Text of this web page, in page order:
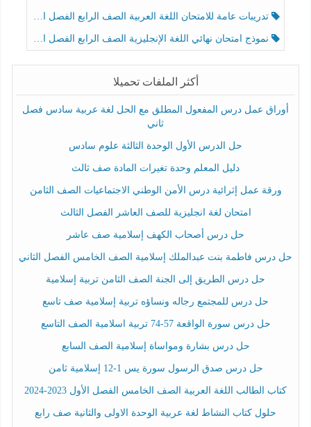
تدريبات عامة للامتحان اللغة العربية الصف الرابع الفصل الثالث
نموذج امتحان نهائي اللغة الإنجليزية الصف الرابع الفصل الثالث
أكثر الملفات تحميلا
أوراق عمل درس المفعول المطلق مع الحل لغة عربية سادس فصل
ثاني
حل الدرس الأول الوحدة الثالثة علوم سادس
دليل المعلم وحدة تغيرات المادة صف ثالث
ورقة عمل إثرائية درس الأمن الوطني الاجتماعيات الصف الثامن
امتحان لغة انجليزية للصف العاشر الفصل الثالث
حل درس أصحاب الكهف إسلامية صف عاشر
حل درس فاطمة بنت عبدالملك إسلامية الصف الخامس الفصل الثاني
حل درس الطريق إلى الجنة الصف الثامن تربية إسلامية
حل درس للمجتمع رجاله ونساؤه تربية إسلامية صف تاسع
حل درس سورة الواقعة 57-74 تربية اسلامية الصف التاسع
حل درس بشارة ومواساة إسلامية الصف السابع
حل درس صدق الرسول سورة يس 1-12 إسلامية ثامن
كتاب الطالب اللغة العربية الصف الخامس الفصل الأول 2023-2024
حلول كتاب النشاط لغة عربية الوحدة الاولى والثانية صف رابع